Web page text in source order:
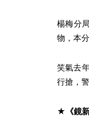
楊梅分
物，本
笑氣去
行搶，
★《鏡新